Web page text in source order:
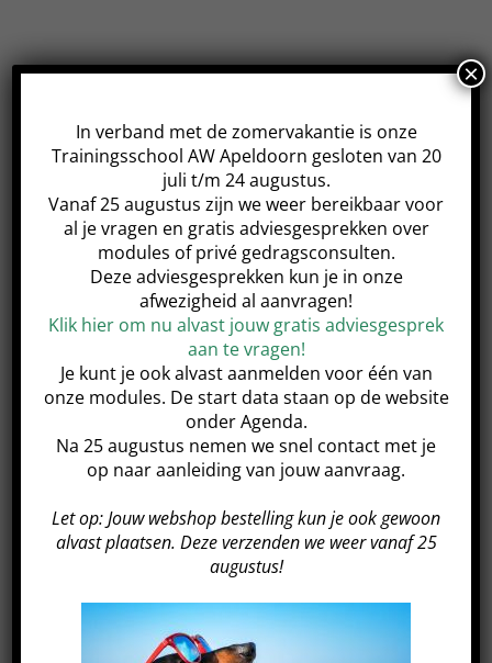
De module start op deze datum en heeft 4
Share This Event!
Jonge honden module Basis module
GEGEVENS
Datum:
In verband met de zomervakantie is onze
Trainingsschool AW Apeldoorn gesloten van 20
juli t/m 24 augustus.
Vanaf 25 augustus zijn we weer bereikbaar voor
al je vragen en gratis adviesgesprekken over
modules of privé gedragsconsulten.
Deze adviesgesprekken kun je in onze
afwezigheid al aanvragen!
Klik hier om nu alvast jouw gratis adviesgesprek
aan te vragen!
Je kunt je ook alvast aanmelden voor één van
onze modules. De start data staan op de website
onder Agenda.
Na 25 augustus nemen we snel contact met je
op naar aanleiding van jouw aanvraag.
Let op: Jouw webshop bestelling kun je ook gewoon
alvast plaatsen. Deze verzenden we weer vanaf 25
augustus!
×